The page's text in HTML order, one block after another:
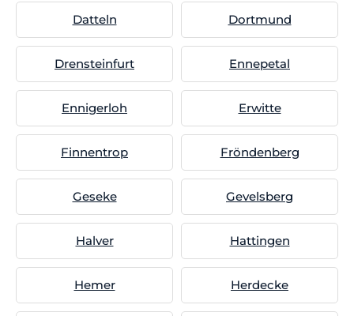
Datteln Dortmund
Drensteinfurt Ennepetal
Ennigerloh Erwitte
Finnentrop Fröndenberg
Geseke Gevelsberg
Halver Hattingen
Hemer Herdecke